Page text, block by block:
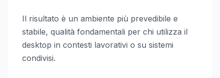
Il risultato è un ambiente più prevedibile e
stabile, qualità fondamentali per chi utilizza il
desktop in contesti lavorativi o su sistemi
condivisi.